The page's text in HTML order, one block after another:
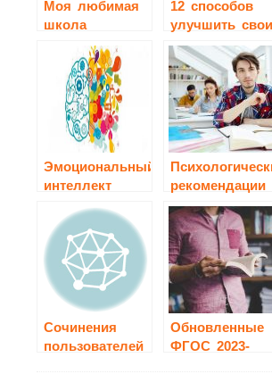
Моя любимая
школа
12 способов
улучшить свои
оценки в
школе
Эмоциональный
интеллект
рекомендации
при выборе
после 9
Сочинения
пользователей
Обновленные
ФГОС 2023-